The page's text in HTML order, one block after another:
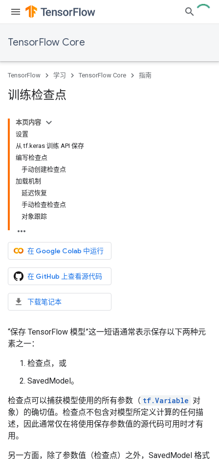
TensorFlow Core
TensorFlow 学习 TensorFlow Core 指南
训练检查点
本页内容
设置
从 tf.keras 训练 API 保存
编写检查点
手动创建检查点
加载机制
延迟恢复
手动检查检查点
对象跟踪
在 Google Colab 中运行
在 GitHub 上查看源代码
下载笔记本
“保存 TensorFlow 模型”这一短语通常表示保存以下两种元
素之一：
检查点，或
SavedModel。
检查点可以捕获模型使用的所有参数（ tf.Variable 对
象）的确切值。检查点不包含对模型所定义计算的任何描
述，因此通常仅在将使用保存参数值的源代码可用时才有
用。
另一方面，除了参数值（检查点）之外，SavedModel 格式